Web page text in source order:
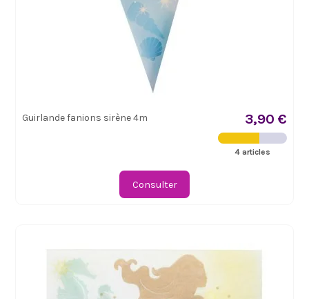
Guirlande fanions sirène 4m 3,90 €
4 articles
Consulter